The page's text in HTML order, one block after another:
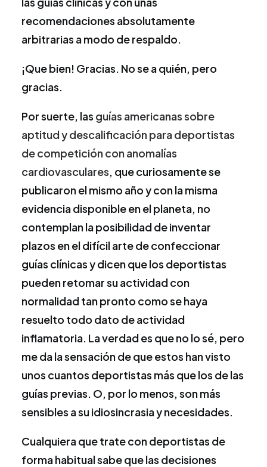
recomendaciones absolutamente
arbitrarias a modo de respaldo.
¡Que bien! Gracias. No se a quién, pero
gracias.
Por suerte, las guías americanas sobre
aptitud y descalificación para deportistas
de competición con anomalías
cardiovasculares, que curiosamente se
publicaron el mismo año y con la misma
evidencia disponible en el planeta, no
contemplan la posibilidad de inventar
plazos en el difícil arte de confeccionar
guías clínicas y dicen que los deportistas
pueden retomar su actividad con
normalidad tan pronto como se haya
resuelto todo dato de actividad
inflamatoria. La verdad es que no lo sé, pero
me da la sensación de que estos han visto
unos cuantos deportistas más que los de las
guías previas. O, por lo menos, son más
sensibles a su idiosincrasia y necesidades.
Cualquiera que trate con deportistas de
forma habitual sabe que las decisiones